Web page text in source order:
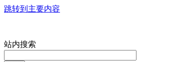
跳转到主要内容
站内搜索